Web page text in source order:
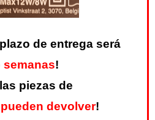
de entrega será
semanas!
piezas de
devolver!